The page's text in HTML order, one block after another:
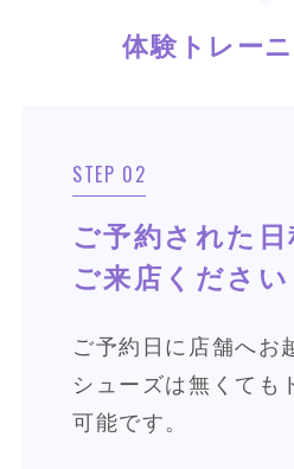
体験トレー
STEP 02
ご予約された
ご来店ください
ご予約日に店舗へお
シューズは無くても
可能です。